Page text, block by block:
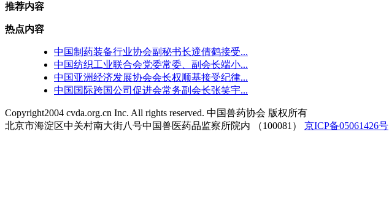
推荐内容
热点内容
中国制药装备行业协会副秘书长遆倩鹤接受...
中国纺织工业联合会党委常委、副会长端小...
中国亚洲经济发展协会会长权顺基接受纪律...
中国国际跨国公司促进会常务副会长张笑宇...
Copyright2004 cvda.org.cn Inc. All rights reserved. 中国兽药协会 版权所有
北京市海淀区中关村南大街八号中国兽医药品监察所院内 （100081） 京ICP备05061426号